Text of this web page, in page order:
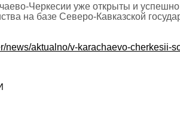
Черкесии уже открыты и
на базе Северо-Кавказской
news/aktualno/v-karachaevo-cherkesii-